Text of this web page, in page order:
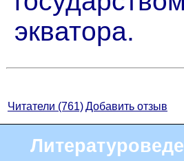
экватора.
Читатели (761)Добавить отзыв